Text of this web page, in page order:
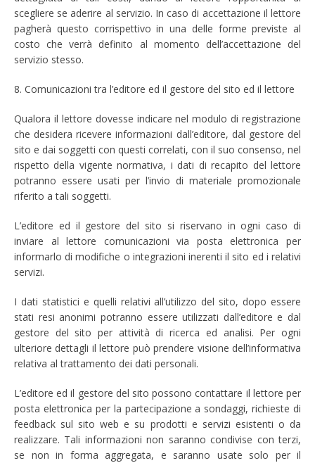
scegliere se aderire al servizio. In caso di accettazione il lettore
pagherà questo corrispettivo in una delle forme previste al
costo che verrà definito al momento dell’accettazione del
servizio stesso.
8. Comunicazioni tra l’editore ed il gestore del sito ed il lettore
Qualora il lettore dovesse indicare nel modulo di registrazione
che desidera ricevere informazioni dall’editore, dal gestore del
sito e dai soggetti con questi correlati, con il suo consenso, nel
rispetto della vigente normativa, i dati di recapito del lettore
potranno essere usati per l’invio di materiale promozionale
riferito a tali soggetti.
L’editore ed il gestore del sito si riservano in ogni caso di
inviare al lettore comunicazioni via posta elettronica per
informarlo di modifiche o integrazioni inerenti il sito ed i relativi
servizi.
I dati statistici e quelli relativi all’utilizzo del sito, dopo essere
stati resi anonimi potranno essere utilizzati dall’editore e dal
gestore del sito per attività di ricerca ed analisi. Per ogni
ulteriore dettagli il lettore può prendere visione dell’informativa
relativa al trattamento dei dati personali.
L’editore ed il gestore del sito possono contattare il lettore per
posta elettronica per la partecipazione a sondaggi, richieste di
feedback sul sito web e su prodotti e servizi esistenti o da
realizzare. Tali informazioni non saranno condivise con terzi,
se non in forma aggregata, e saranno usate solo per il